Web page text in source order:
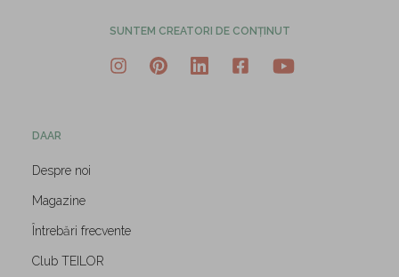
SUNTEM CREATORI DE CONȚINUT
DAAR
Despre noi
Magazine
Întrebări frecvente
Club TEILOR